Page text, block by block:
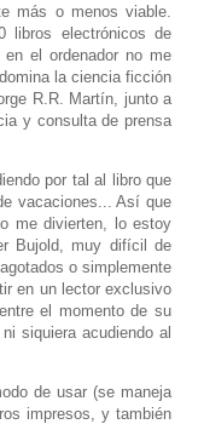
más o menos viable.
libros electrónicos de
el ordenador no me
la ciencia ficción
R.R. Martín, junto a
y consulta de prensa
por tal al libro que
vacaciones... Así que
me divierten, lo estoy
Bujold, muy difícil de
o simplemente
en un lector exclusivo
el momento de su
siquiera acudiendo al
de usar (se maneja
impresos, y también